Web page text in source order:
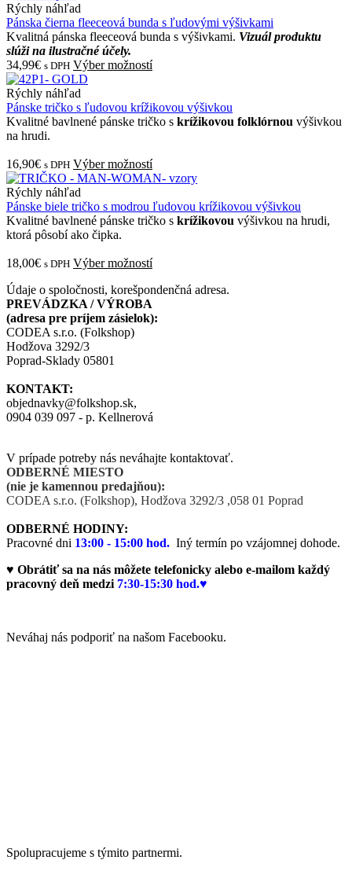
Rýchly náhľad
Pánska čierna fleeceová bunda s ľudovými výšivkami
Kvalitná pánska fleeceová bunda s výšivkami. Vizuál produktu
slúži na ilustračné účely.
34,99€ s DPH Výber možností
Rýchly náhľad
Pánske tričko s ľudovou krížikovou výšivkou
Kvalitné bavlnené pánske tričko s krížikovou folklórnou výšivkou
na hrudi.
16,90€ s DPH Výber možností
Rýchly náhľad
Pánske biele tričko s modrou ľudovou krížikovou výšivkou
Kvalitné bavlnené pánske tričko s krížikovou výšivkou na hrudi,
ktorá pôsobí ako čipka.
18,00€ s DPH Výber možností
Údaje o spoločnosti, korešpondenčná adresa.
PREVÁDZKA / VÝROBA
(adresa pre príjem zásielok):
CODEA s.r.o. (Folkshop)
Hodžova 3292/3
Poprad-Sklady 05801
KONTAKT:
objednavky@folkshop.sk,
0904 039 097 - p. Kellnerová
V prípade potreby nás neváhajte kontaktovať.
ODBERNÉ MIESTO
(nie je kamennou predajňou):
CODEA s.r.o. (Folkshop), Hodžova 3292/3 ,058 01 Poprad
ODBERNÉ HODINY:
Pracovné dni 13:00 - 15:00 hod. Iný termín po vzájomnej dohode.
♥ Obrátiť sa na nás môžete telefonicky alebo e-mailom každý
pracovný deň medzi 7:30-15:30 hod.♥
Neváhaj nás podporiť na našom Facebooku.
Spolupracujeme s týmito partnermi.